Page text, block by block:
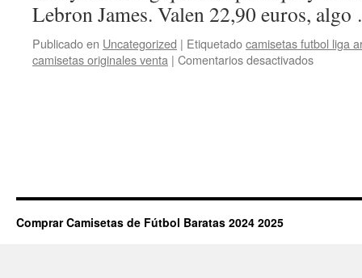
Lebron James. Valen 22,90 euros,
Publicado en Uncategorized | Etiquetadocamisetas futbol liga
camisetas originales venta | Comentarios desactivadosen
Comprar Camisetas de Fútbol Baratas 2024 2025